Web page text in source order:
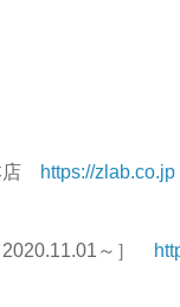
店 https://zlab.co.jp
2020.11.01～］